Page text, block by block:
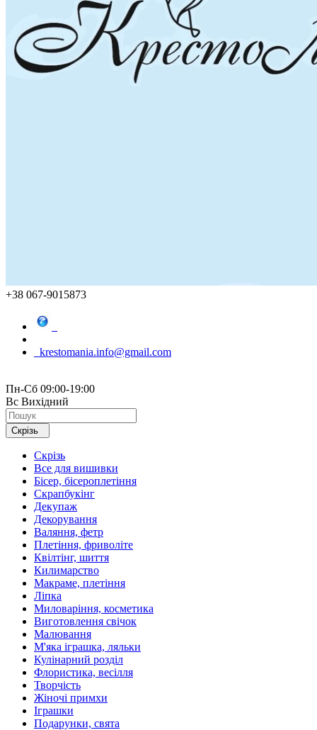
+38 067-9015873
krestomania.info@gmail.com
Пн-Сб 09:00-19:00
Вс Вихідний
Скрізь
Скрізь
Все для вишивки
Бісер, бісероплетіння
Скрапбукінг
Декупаж
Декорування
Валяння, фетр
Плетіння, фриволіте
Квілтінг, шиття
Килимарство
Макраме, плетіння
Ліпка
Миловаріння, косметика
Виготовлення свічок
Малювання
М'яка іграшка, ляльки
Кулінарний розділ
Флористика, весілля
Творчість
Жіночі примхи
Іграшки
Подарунки, свята